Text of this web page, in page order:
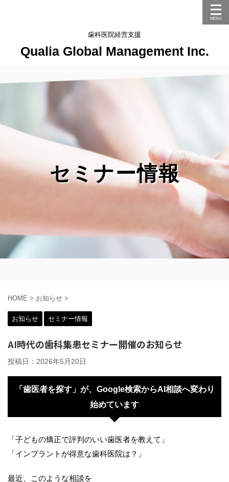
歯科医院経営支援
Qualia Global Management Inc.
セミナー情報
HOME > お知らせ >
お知らせ セミナー情報
AI時代の歯科集患セミナー開催のお知らせ
投稿日： 2026年5月20日
「歯医者を探す」が、Google検索からAI相談へ変わり
始めています
「子どもの矯正で評判のいい歯医者を教えて」
「インプラントが得意な歯科医院は？」
最近、このような相談を